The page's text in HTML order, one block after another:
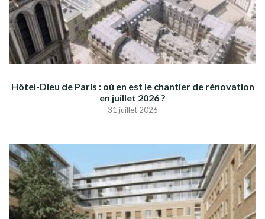
Hôtel-Dieu de Paris : où en est le chantier de rénovation
en juillet 2026 ?
31 juillet 2026